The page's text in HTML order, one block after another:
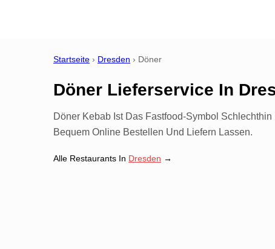
Startseite › Dresden › Döner
Döner Lieferservice In
Döner Kebab Ist Das Fastfood-Symbol
Bequem Online Bestellen Und Liefern Lassen.
Alle Restaurants In Dresden →